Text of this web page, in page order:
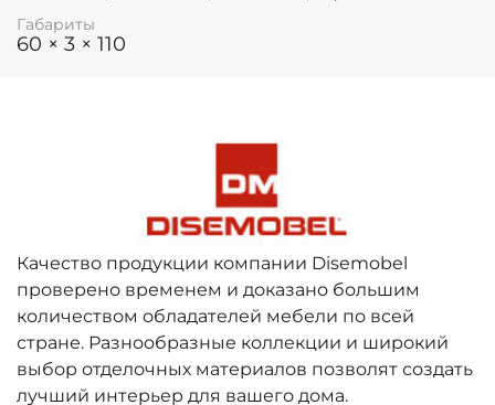
Габариты
60 × 3 × 110
Качество продукции компании Disemobel
проверено временем и доказано большим
количеством обладателей мебели по всей
стране. Разнообразные коллекции и широкий
выбор отделочных материалов позволят создать
лучший интерьер для вашего дома.